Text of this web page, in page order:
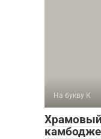
На букву К
камбодже